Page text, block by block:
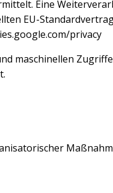
Eine
EU-
privacy
maschinellen